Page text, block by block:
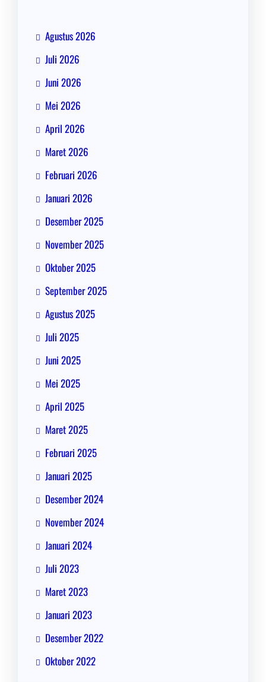
Agustus 2026
Juli 2026
Juni 2026
Mei 2026
April 2026
Maret 2026
Februari 2026
Januari 2026
Desember 2025
November 2025
Oktober 2025
September 2025
Agustus 2025
Juli 2025
Juni 2025
Mei 2025
April 2025
Maret 2025
Februari 2025
Januari 2025
Desember 2024
November 2024
Januari 2024
Juli 2023
Maret 2023
Januari 2023
Desember 2022
Oktober 2022